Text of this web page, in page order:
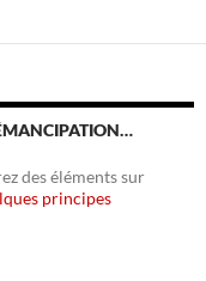
des éléments sur
principes